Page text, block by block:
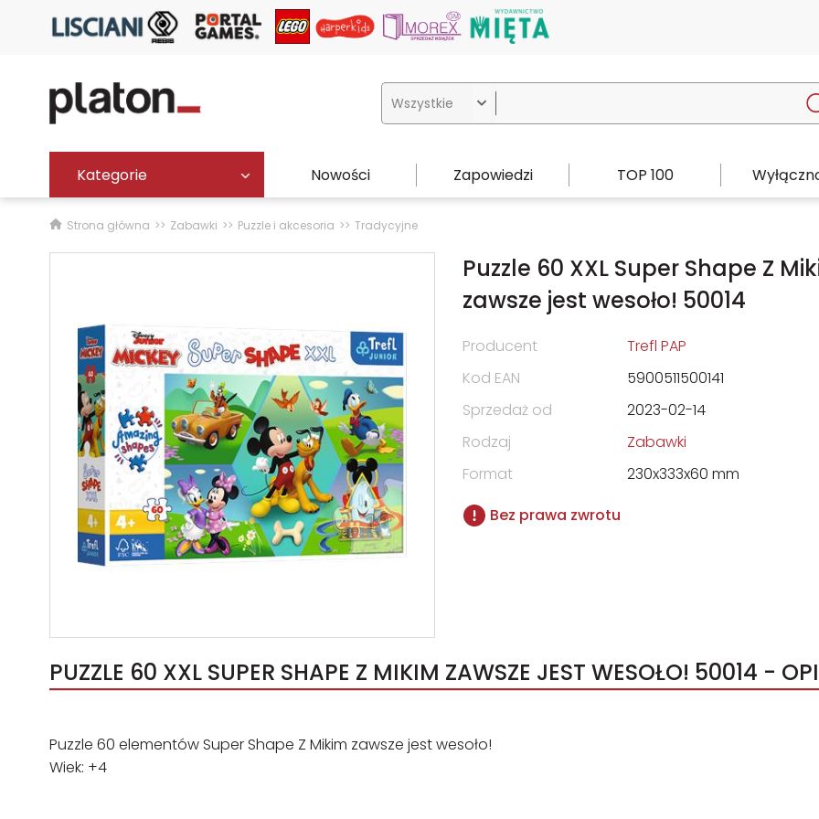

Kategorie Nowości Zapowiedzi TOP 100
Strona główna Zabawki Puzzle i akcesoria Tradycyjne
Puzzle 60 XXL Super Shape Z
zawsze jest wesoło! 50014
Producent
Trefl PAP
Kod EAN
5900511500141
Sprzedaż od
2023-02-14
Rodzaj
Zabawki
Format
230x333x60 mm
Bez prawa zwrotu
PUZZLE 60 XXL SUPER SHAPE Z MIKIM ZAWSZE JEST WESOŁO! 50014 -
Puzzle 60 elementów Super Shape Z Mikim zawsze jest wesoło!
Wiek: +4